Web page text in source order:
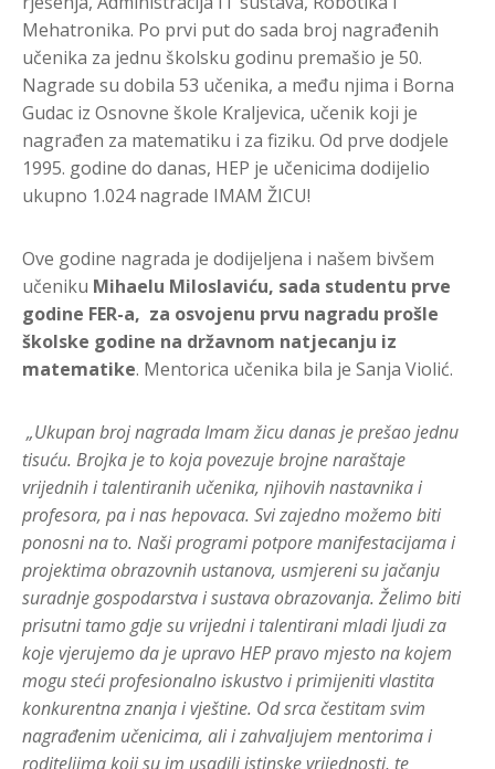
Mehatronika. Po prvi put do sada broj nagrađenih
učenika za jednu školsku godinu premašio je 50.
Nagrade su dobila 53 učenika, a među njima i Borna
Gudac iz Osnovne škole Kraljevica, učenik koji je
nagrađen za matematiku i za fiziku. Od prve dodjele
1995. godine do danas, HEP je učenicima dodijelio
ukupno 1.024 nagrade IMAM ŽICU!
Ove godine nagrada je dodijeljena i našem bivšem
učeniku Mihaelu Miloslaviću, sada studentu prve
godine FER-a, za osvojenu prvu nagradu prošle
školske godine na državnom natjecanju iz
matematike. Mentorica učenika bila je Sanja Violić.
„Ukupan broj nagrada Imam žicu danas je prešao jednu
tisuću. Brojka je to koja povezuje brojne naraštaje
vrijednih i talentiranih učenika, njihovih nastavnika i
profesora, pa i nas hepovaca. Svi zajedno možemo biti
ponosni na to. Naši programi potpore manifestacijama i
projektima obrazovnih ustanova, usmjereni su jačanju
suradnje gospodarstva i sustava obrazovanja. Želimo biti
prisutni tamo gdje su vrijedni i talentirani mladi ljudi za
koje vjerujemo da je upravo HEP pravo mjesto na kojem
mogu steći profesionalno iskustvo i primijeniti vlastita
konkurentna znanja i vještine. Od srca čestitam svim
nagrađenim učenicima, ali i zahvaljujem mentorima i
roditeljima koji su im usadili istinske vrijednosti, te